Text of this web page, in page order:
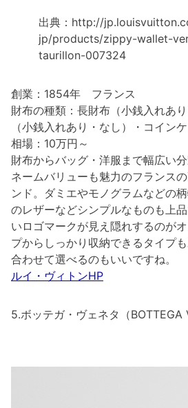
出典：http://
jp/products/zippy-wallet-
taurillon-007324
創業：1854年 フランス
財布の種類：長財布（小銭入れあ
（小銭入れあり・なし）・コイン
相場：10万円～
財布からバッグ・洋服まで幅広い
ネームバリューも魅力のフランス
ンド。ダミエやモノグラムなどの
のレザーなどシンプルなものも上
いロゴマークが見え隠れするのが
プからしっかり収納できるタイプ
合わせて選べるのもいいですね。
ルイ・ヴィトンHP
5.ボッテガ・ヴェネタ（BOTTEGA